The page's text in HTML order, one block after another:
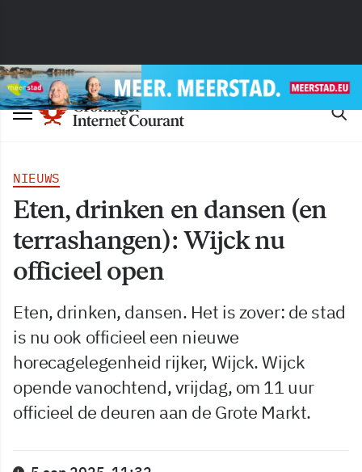
NIEUWS
Eten, drinken en dansen (en
terrashangen): Wijck nu
officieel open
Eten, drinken, dansen. Het is zover: de stad
is nu ook officieel een nieuwe
horecagelegenheid rijker, Wijck. Wijck
opende vanochtend, vrijdag, om 11 uur
officieel de deuren aan de Grote Markt.